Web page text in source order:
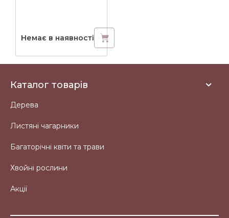
Немає в наявності
Каталог товарів
Дерева
Листяні чагарники
Багаторічні квіти та трави
Хвойні рослини
Акції